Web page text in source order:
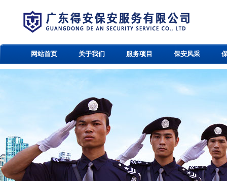
网站首页 关于我们 服务项目 保安风采